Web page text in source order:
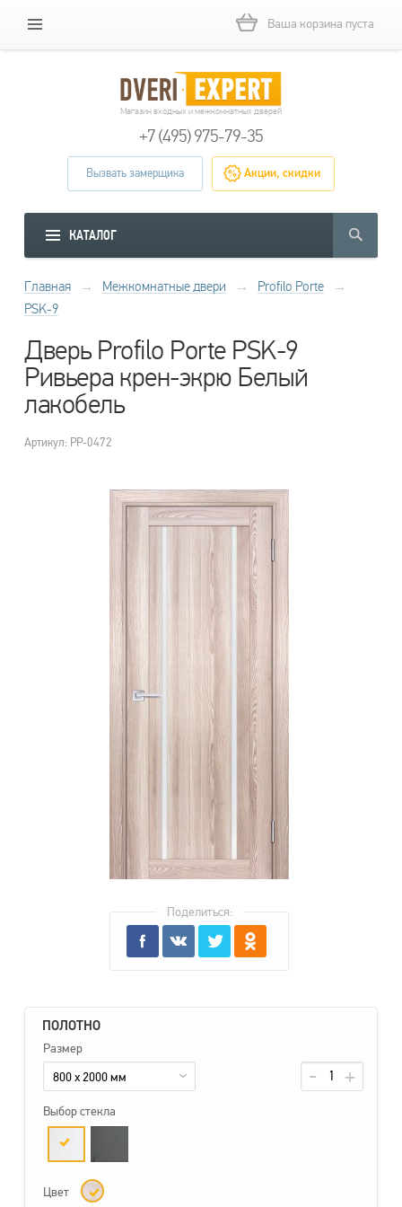
Ваша корзина пуста
Магазин входных и межкомнатных дверей
+7 (495) 975-79-35
Вызвать замерщика Акции, скидки
КАТАЛОГ
Главная → Межкомнатные двери → Profilo Porte
→
PSK-9
Дверь Profilo Porte PSK-9
Ривьера крен-экрю Белый
лакобель
Артикул: PP-0472
ПОЛОТНО
Размер
800 x 2000 мм
Выбор стекла
Цвет
Поделиться: